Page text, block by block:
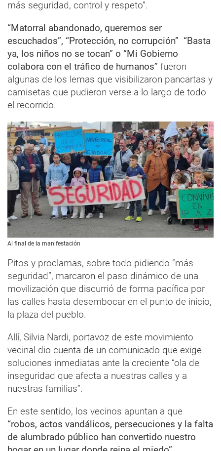
más seguridad, control y respeto”.
“Matorral abandonado, queremos ser
escuchados”, “Protección, no corrupción” “Basta
ya, los niños no se tocan” o “Mi Gobierno
colabora con el tráfico de humanos” fueron
algunas de los lemas que visibilizaron pancartas y
camisetas que pudieron verse a lo largo de todo
el recorrido.
Al final de la manifestación
Pitos y proclamas, sobre todo pidiendo “más
seguridad”, marcaron el paso dinámico de una
movilización que discurrió de forma pacífica por
las calles hasta desembocar en el punto de inicio,
la plaza del pueblo.
Allí, Silvia Nardi, portavoz de este movimiento
vecinal dio cuenta de un comunicado que exige
soluciones inmediatas ante la creciente “ola de
inseguridad que afecta a nuestras calles y a
nuestras familias”.
En este sentido, los vecinos apuntan a que
“robos, actos vandálicos, persecuciones y la falta
de alumbrado público han convertido nuestro